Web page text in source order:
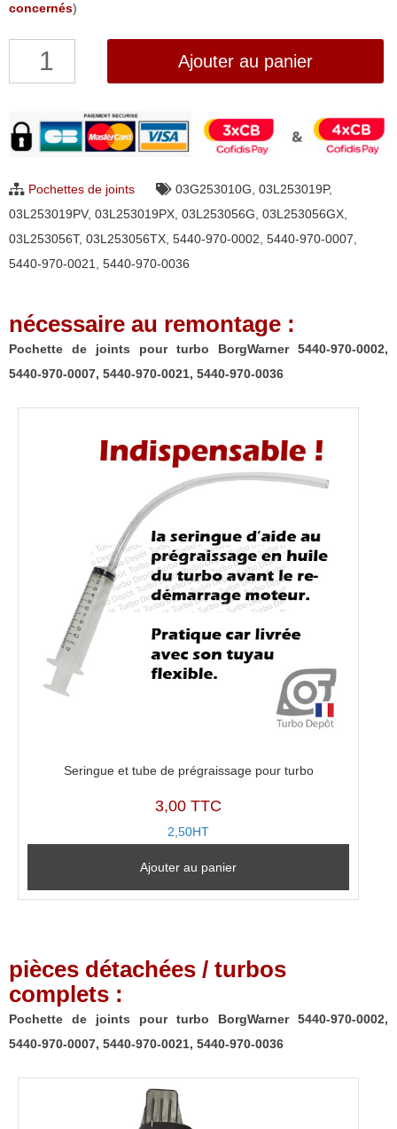
concernés)
quantité
de
joints
turbo
5440-
970-
0007,
Ajouter au panier
Pochettes de joints 03G253010G, 03L253019P,
03L253019PV, 03L253019PX, 03L253056G, 03L253056GX,
03L253056T, 03L253056TX, 5440-970-0002, 5440-970-0007,
5440-970-0021, 5440-970-0036
nécessaire au remontage :
Pochette de joints pour turbo BorgWarner 5440-970-0002,
5440-970-0007, 5440-970-0021, 5440-970-0036
Seringue et tube de prégraissage pour turbo
3,00 TTC
2,50HT
Ajouter au panier
pièces détachées / turbos
complets :
Pochette de joints pour turbo BorgWarner 5440-970-0002,
5440-970-0007, 5440-970-0021, 5440-970-0036